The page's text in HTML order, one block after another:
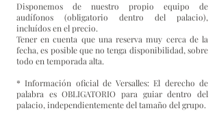
Disponemos de nuestro propio equipo de
audífonos (obligatorio dentro del palacio),
incluídos en el precio.
Tener en cuenta que una reserva muy cerca de la
fecha, es posible que no tenga disponibilidad, sobre
todo en temporada alta.
* Información oficial de Versalles: El derecho de
palabra es OBLIGATORIO para guiar dentro del
palacio, independientemente del tamaño del grupo.